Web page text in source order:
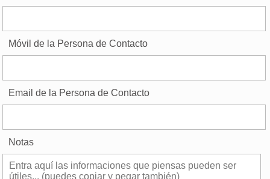
Móvil de la Persona de Contacto
Email de la Persona de Contacto
Notas